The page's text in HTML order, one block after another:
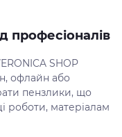
професіоналів
SHOP
офлайн або
пензлики, що
роботи, матеріалам